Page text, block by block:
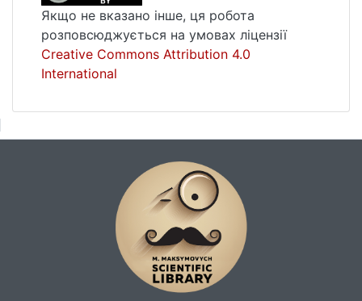
Якщо не вказано інше, ця робота
розповсюджується на умовах ліцензії
Creative Commons Attribution 4.0
International